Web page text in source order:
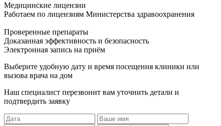
Медицинские лицензии
Работаем по лицензиям Министерства здравоохранения
Проверенные препараты
Доказанная эффективность и безопасность
Электронная запись на приём
Выберите удобную дату и время посещения клиники или
вызова врача на дом
Наш специалист перезвонит вам уточнить детали и
подтвердить заявку